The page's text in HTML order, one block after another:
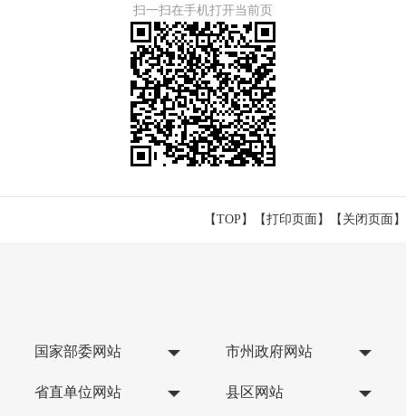
扫一扫在手机打开当前页
【TOP】 【打印页面】【 关闭页面】
国家部委网站 市州政府网站
省直单位网站 县区网站